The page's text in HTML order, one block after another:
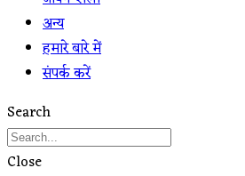
अन्य
हमारे बारे में
संपर्क करें
Search
Close